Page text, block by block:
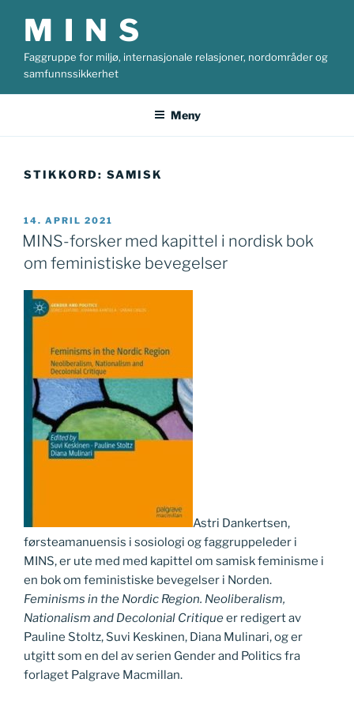
M I N S
Faggruppe for miljø, internasjonale relasjoner, nordområder og
samfunnssikkerhet
Meny
STIKKORD: SAMISK
PUBLISERT
14. APRIL 2021
MINS-forsker med kapittel i nordisk bok
om feministiske bevegelser
Astri Dankertsen,
førsteamanuensis i sosiologi og faggruppeleder i
MINS, er ute med med kapittel om samisk feminisme i
en bok om feministiske bevegelser i Norden.
Feminisms in the Nordic Region. Neoliberalism,
Nationalism and Decolonial Critiqueer redigert av
Pauline Stoltz, Suvi Keskinen, Diana Mulinari, og er
utgitt som en del av serien Gender and Politics fra
forlaget Palgrave Macmillan.